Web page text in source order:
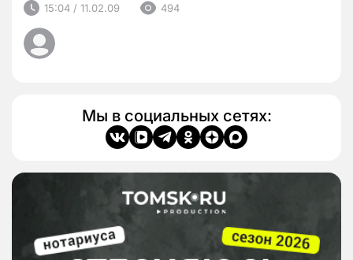
15:04 / 11.02.09 494
Мы в социальных сетях: